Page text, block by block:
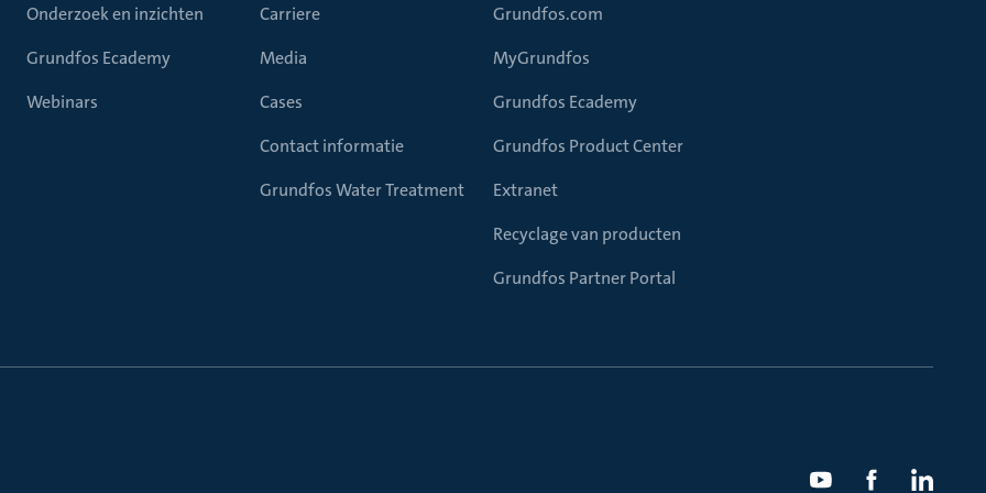
Onderzoek en inzichten
Grundfos Ecademy
Webinars
Carriere
Media
Cases
Contact informatie
Grundfos Water Treatment
Grundfos.com
MyGrundfos
Grundfos Ecademy
Grundfos Product Center
Extranet
Recyclage van producten
Grundfos Partner Portal